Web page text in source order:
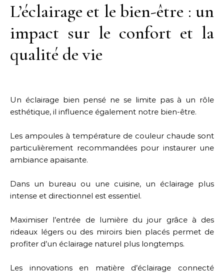
L’éclairage et le bien-être : un
impact sur le confort et la
qualité de vie
Un éclairage bien pensé ne se limite pas à un rôle
esthétique, il influence également notre bien-être.
Les ampoules à température de couleur chaude sont
particulièrement recommandées pour instaurer une
ambiance apaisante.
Dans un bureau ou une cuisine, un éclairage plus
intense et directionnel est essentiel.
Maximiser l’entrée de lumière du jour grâce à des
rideaux légers ou des miroirs bien placés permet de
profiter d’un éclairage naturel plus longtemps.
Les innovations en matière d’éclairage connecté